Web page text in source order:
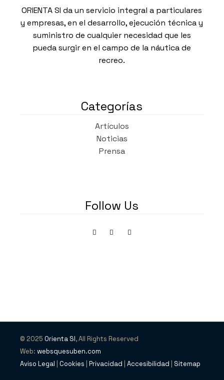
ORIENTA SI da un servicio integral a particulares
y empresas, en el desarrollo, ejecución técnica y
suministro de cualquier necesidad que les
pueda surgir en el campo de la náutica de
recreo.
Categorías
Artículos
Noticias
Prensa
Follow Us
© 2025Orienta SI, All Rights Reserved
Web:websquesuben.com
Aviso Legal |Cookies |Privacidad |Accesibilidad Sitemap